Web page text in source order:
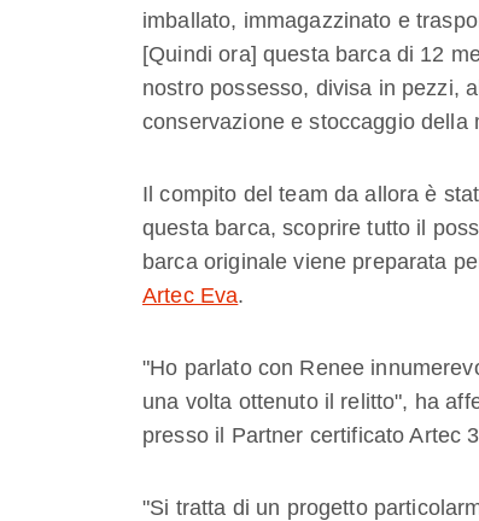
imballato, immagazzinato e
[Quindi ora] questa barca di 12
nostro possesso, divisa in pezzi,
conservazione e stoccaggio della
Il compito del team da allora è
questa barca, scoprire tutto il
barca originale viene preparata
Artec Eva.
"Ho parlato con Renee
una volta ottenuto il relitto", ha
presso il Partner certificato Artec
"Si tratta di un progetto